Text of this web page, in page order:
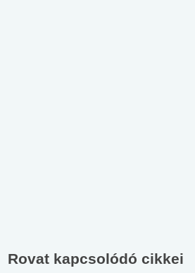
Rovat kapcsolódó cikkei